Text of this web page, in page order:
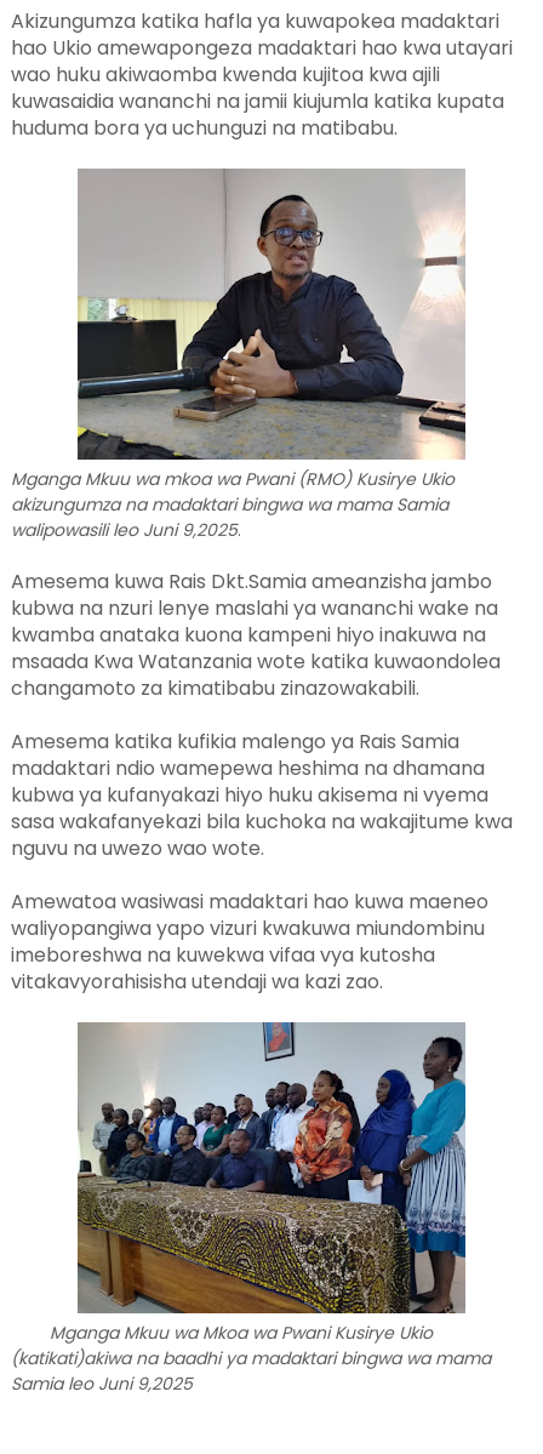
Akizungumza katika hafla ya kuwapokea madaktari
hao Ukio amewapongeza madaktari hao kwa utayari
wao huku akiwaomba kwenda kujitoa kwa ajili
kuwasaidia wananchi na jamii kiujumla katika kupata
huduma bora ya uchunguzi na matibabu.
Mganga Mkuu wa mkoa wa Pwani (RMO) Kusirye Ukio
akizungumza na madaktari bingwa wa mama Samia
walipowasili leo Juni 9,2025.
Amesema kuwa Rais Dkt.Samia ameanzisha jambo
kubwa na nzuri lenye maslahi ya wananchi wake na
kwamba anataka kuona kampeni hiyo inakuwa na
msaada Kwa Watanzania wote katika kuwaondolea
changamoto za kimatibabu zinazowakabili.
Amesema katika kufikia malengo ya Rais Samia
madaktari ndio wamepewa heshima na dhamana
kubwa ya kufanyakazi hiyo huku akisema ni vyema
sasa wakafanyekazi bila kuchoka na wakajitume kwa
nguvu na uwezo wao wote.
Amewatoa wasiwasi madaktari hao kuwa maeneo
waliyopangiwa yapo vizuri kwakuwa miundombinu
imeboreshwa na kuwekwa vifaa vya kutosha
vitakavyorahisisha utendaji wa kazi zao.
Mganga Mkuu wa Mkoa wa Pwani Kusirye Ukio
(katikati)akiwa na baadhi ya madaktari bingwa wa mama
Samia leo Juni 9,2025